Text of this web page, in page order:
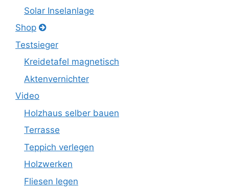
Solar Inselanlage
Shop
Testsieger
Kreidetafel magnetisch
Aktenvernichter
Video
Holzhaus selber bauen
Terrasse
Teppich verlegen
Holzwerken
Fliesen legen